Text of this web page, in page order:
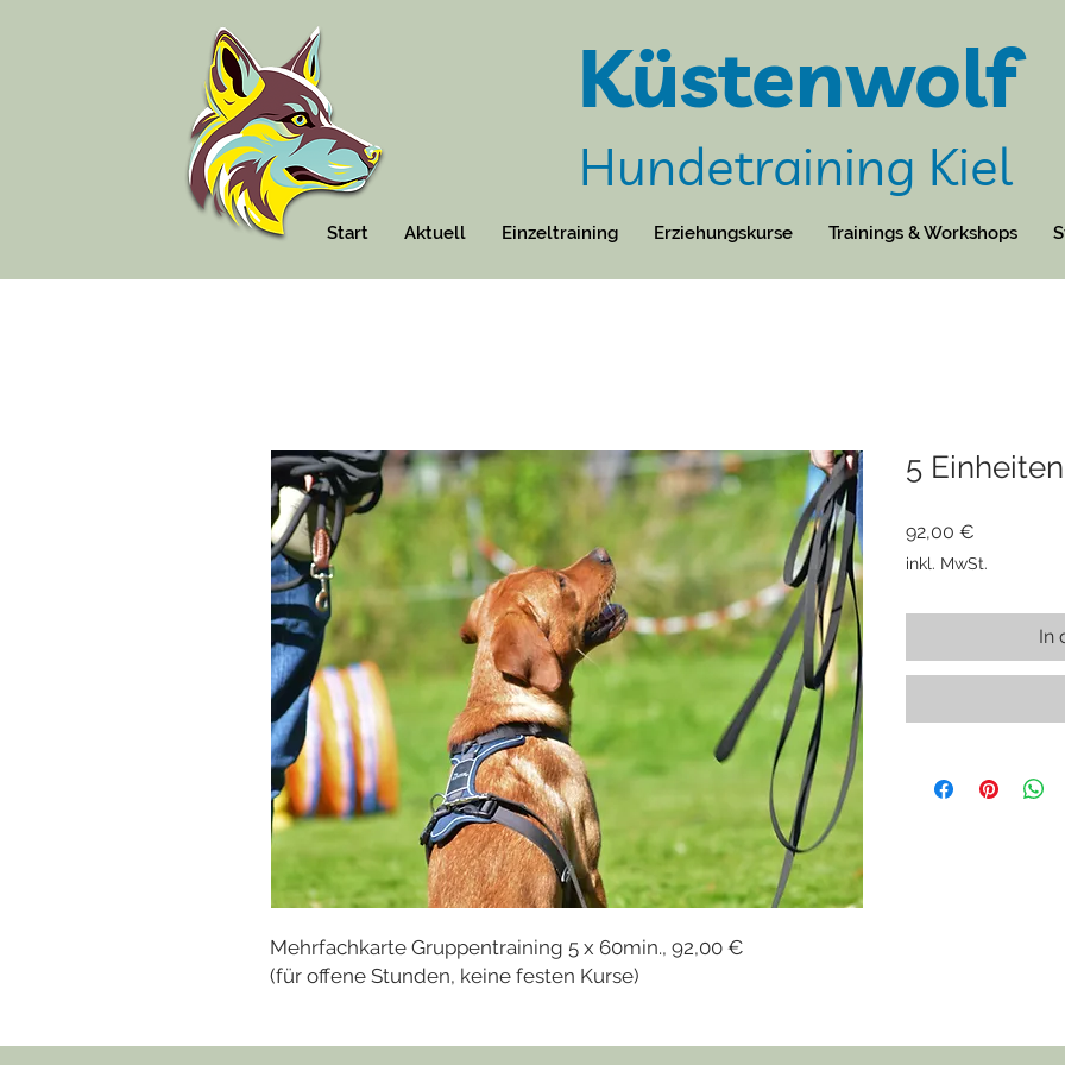
Küstenwolf
Hundetraining Kiel
Start Aktuell Einzeltraining Erziehungskurse Trainings & Workshops
Mehrfachkarte Gruppentraining 5 x 60min., 92,00 €
(für offene Stunden, keine festen Kurse)
5
92,00 €
inkl. MwSt.
In